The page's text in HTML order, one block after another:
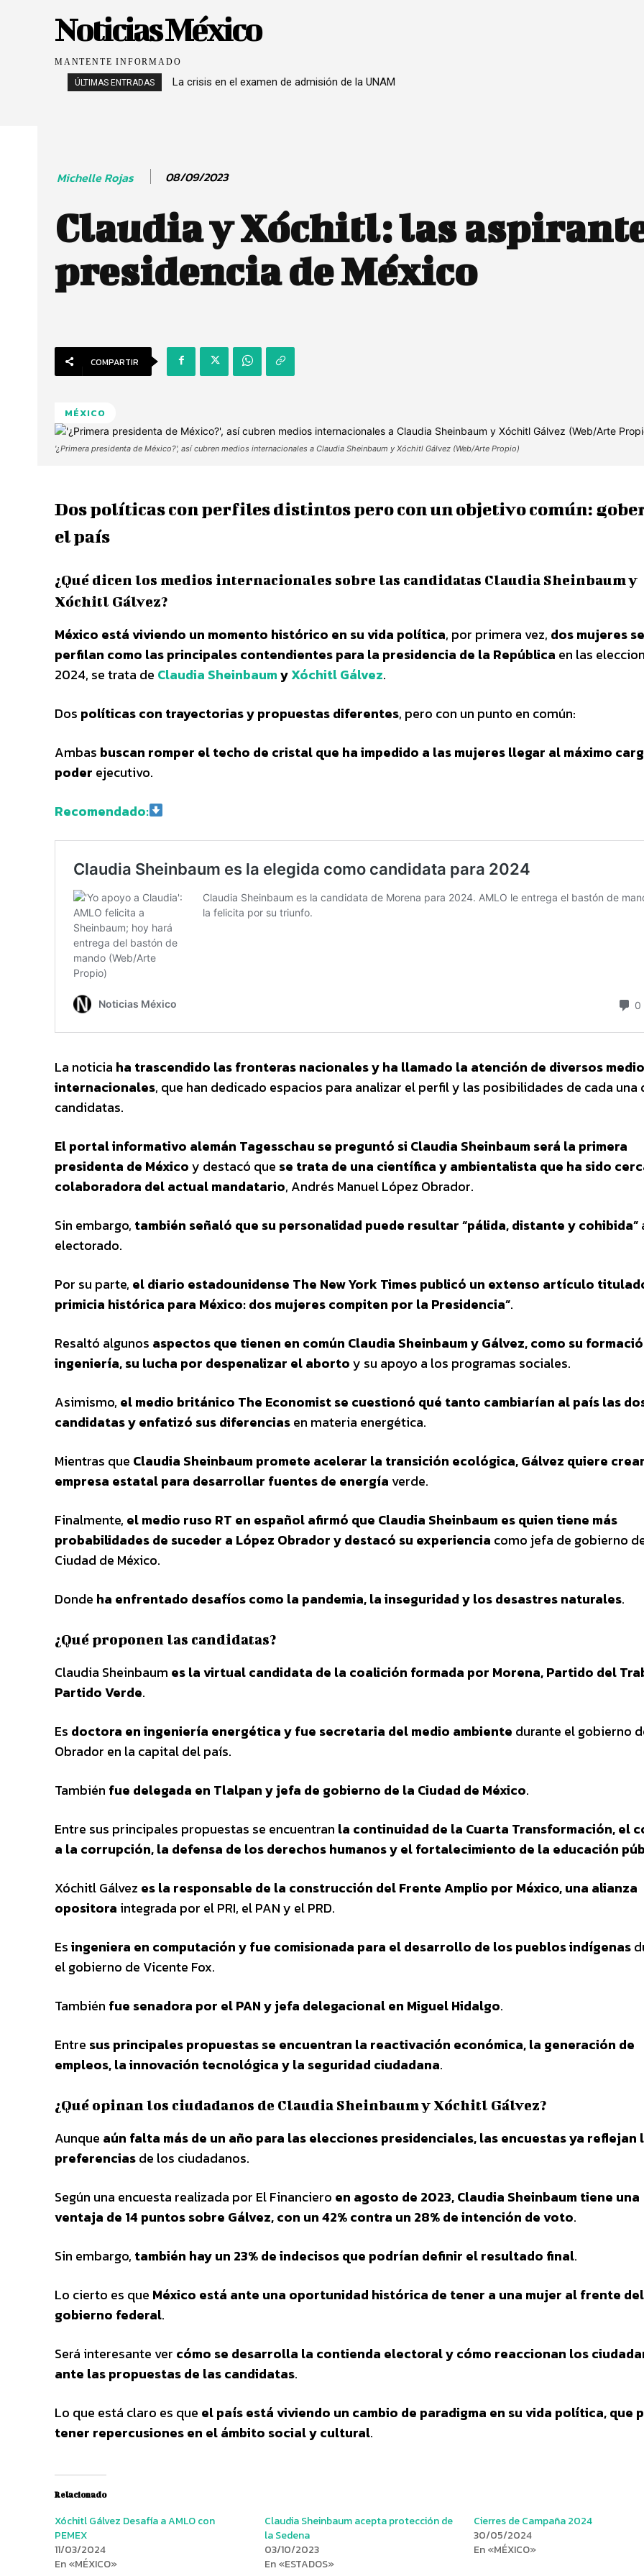
Noticias México
MANTENTE INFORMADO
ÚLTIMAS ENTRADAS La crisis en el examen de admisión de la UNAM
Michelle Rojas 08/09/2023
Claudia y Xóchitl: las
presidencia de México
COMPARTIR
MÉXICO
'¿Primera presidenta de México?', así cubren medios internacionales a Claudia Sheinbaum y Xóchitl Gálvez (Web/Arte Propio)
Dos políticas con perfiles distintos pero con un objetivo común:
el país
¿Qué dicen los medios internacionales sobre las candidatas Claudia Sheinbaum y
Xóchitl Gálvez?
México está viviendo un momento histórico en su vida política, por primera vez, dos mujeres se
perfilan como las principales contendientes para la presidencia de la República en las
2024, se trata de Claudia SheinbaumyXóchitl Gálvez.
Dos políticas con trayectorias y propuestas diferentes, pero con un punto en común:
Ambas buscan romper el techo de cristal que ha impedido a las mujeres llegar al máximo
poder ejecutivo.
Recomendado:
La noticia ha trascendido las fronteras nacionales y ha llamado la atención de diversos
internacionales, que han dedicado espacios para analizar el perfil y las posibilidades de cada una
candidatas.
El portal informativo alemán Tagesschau se preguntó si Claudia Sheinbaum será la primera
presidenta de Méxicoy destacó que se trata de una científica y ambientalista que ha sido
colaboradora del actual mandatario, Andrés Manuel López Obrador.
Sin embargo, también señaló que su personalidad puede resultar “pálida, distante y cohibida”
electorado.
Por su parte, el diario estadounidense The New York Times publicó un extenso artículo
primicia histórica para México: dos mujeres compiten por la Presidencia”.
Resaltó algunos aspectos que tienen en común Claudia Sheinbaum y Gálvez, como su
ingeniería, su lucha por despenalizar el abortoy su apoyo a los programas sociales.
Asimismo, el medio británico The Economist se cuestionó qué tanto cambiarían al país las
candidatas y enfatizó sus diferenciasen materia energética.
Mientras que Claudia Sheinbaum promete acelerar la transición ecológica, Gálvez quiere
empresa estatal para desarrollar fuentes de energía verde.
Finalmente, el medio ruso RT en español afirmó que Claudia Sheinbaum es quien tiene más
probabilidades de suceder a López Obrador y destacó su experiencia como jefa de gobierno
Ciudad de México.
Donde ha enfrentado desafíos como la pandemia, la inseguridad y los desastres naturales.
¿Qué proponen las candidatas?
Claudia Sheinbaum es la virtual candidata de la coalición formada por Morena, Partido del
Partido Verde.
Es doctora en ingeniería energética y fue secretaria del medio ambiente durante el gobierno
Obrador en la capital del país.
También fue delegada en Tlalpan y jefa de gobierno de la Ciudad de México.
Entre sus principales propuestas se encuentran la continuidad de la Cuarta Transformación, el
a la corrupción, la defensa de los derechos humanos y el fortalecimiento de la educación
Xóchitl Gálvez es la responsable de la construcción del Frente Amplio por México, una alianza
opositora integrada por el PRI, el PAN y el PRD.
Esingeniera en computación y fue comisionada para el desarrollo de los pueblos indígenas
el gobierno de Vicente Fox.
También fue senadora por el PAN y jefa delegacional en Miguel Hidalgo.
Entre sus principales propuestas se encuentran la reactivación económica, la generación de
empleos, la innovación tecnológica y la seguridad ciudadana.
¿Qué opinan los ciudadanos de Claudia Sheinbaum y Xóchitl Gálvez?
Aunque aún falta más de un año para las elecciones presidenciales, las encuestas ya reflejan
preferenciasde los ciudadanos.
Según una encuesta realizada por El Financiero en agosto de 2023, Claudia Sheinbaum tiene una
ventaja de 14 puntos sobre Gálvez, con un 42% contra un 28% de intención de voto.
Sin embargo, también hay un 23% de indecisos que podrían definir el resultado final.
Lo cierto es que México está ante una oportunidad histórica de tener a una mujer al frente del
gobierno federal.
Será interesante ver cómo se desarrolla la contienda electoral y cómo reaccionan los
ante las propuestas de las candidatas.
Lo que está claro es que el país está viviendo un cambio de paradigma en su vida política, que
tener repercusiones en el ámbito social y cultural.
Relacionado
Xóchitl Gálvez Desafía a AMLO con
PEMEX
11/03/2024
En «MÉXICO»
Claudia Sheinbaum acepta protección de
la Sedena
03/10/2023
En «ESTADOS»
Cierres de Campaña 2024
30/05/2024
En «MÉXICO»